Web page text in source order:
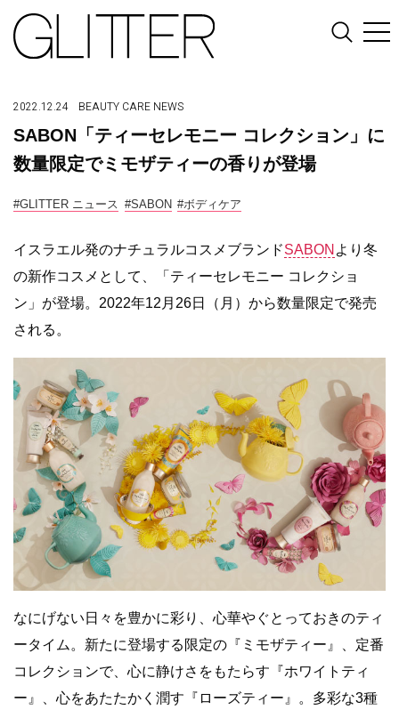
2022.12.24 BEAUTY CARE NEWS
SABON「ティーセレモニー コレクション」に
数量限定でミモザティーの香りが登場
#GLITTER ニュース #SABON #ボディケア
イスラエル発のナチュラルコスメブランドSABON より冬
の新作コスメとして、「ティーセレモニー コレクショ
ン」が登場。2022年12月26日（月）から数量限定で発売
される。
なにげない日々を豊かに彩り、心華やぐとっておきのティ
ータイム。新たに登場する限定の『ミモザティー』、定番
コレクションで、心に静けさをもたらす『ホワイトティ
ー』、心をあたたかく潤す『ローズティー』。多彩な3種